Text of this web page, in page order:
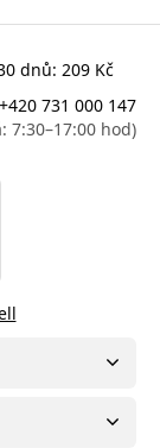
dnů: 209 Kč
+420 731 000 147
7:30–17:00 hod)